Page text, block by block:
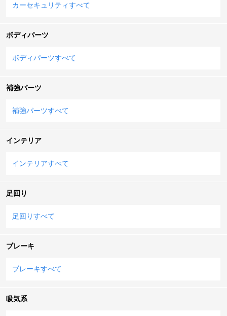
カーセキュリティすべて
ボディパーツ
ボディパーツすべて
補強パーツ
補強パーツすべて
インテリア
インテリアすべて
足回り
足回りすべて
ブレーキ
ブレーキすべて
吸気系